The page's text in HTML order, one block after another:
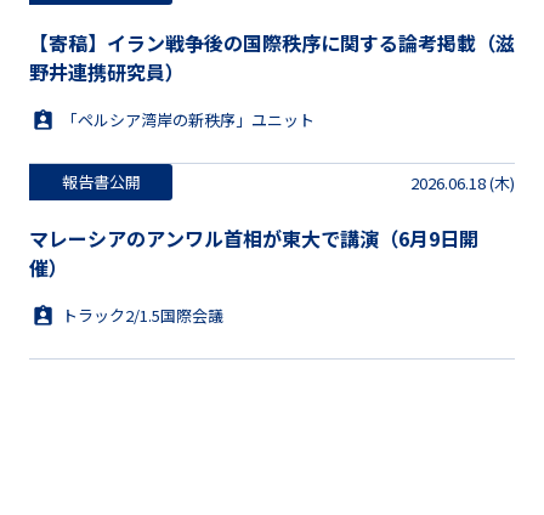
【寄稿】イラン戦争後の国際秩序に関する論考掲載（滋
野井連携研究員）
「ペルシア湾岸の新秩序」ユニット
報告書公開 2026.06.18 (木)
マレーシアのアンワル首相が東大で講演（6月9日開
催）
トラック2/1.5国際会議